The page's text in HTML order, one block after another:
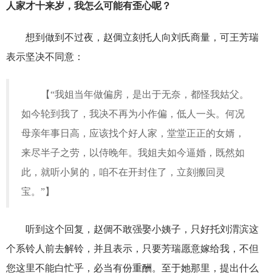
人家才十来岁，我怎么可能有歪心呢？
想到做到不过夜，赵倜立刻托人向刘氏商量，可王芳瑞
表示坚决不同意：
【“我姐当年做偏房，是出于无奈，都怪我姑父。
如今轮到我了，我决不再为小作偏，低人一头。何况
母亲年事日高，应该找个好人家，堂堂正正的女婿，
来尽半子之劳，以侍晚年。我姐夫如今逼婚，既然如
此，就听小舅的，咱不在开封住了，立刻搬回灵
宝。”】
听到这个回复，赵倜不敢强娶小姨子，只好托刘渭滨这
个系铃人前去解铃，并且表示，只要芳瑞愿意嫁给我，不但
您这里不能白忙乎，必当有份重酬。至于她那里，提出什么